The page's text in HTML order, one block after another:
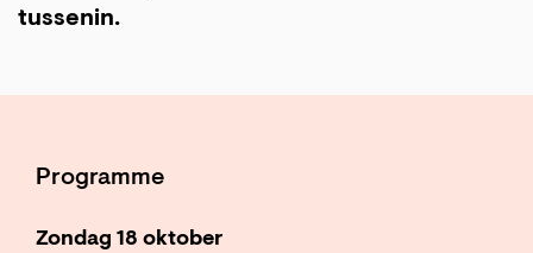
tussenin.
Programme
Zondag 18 oktober